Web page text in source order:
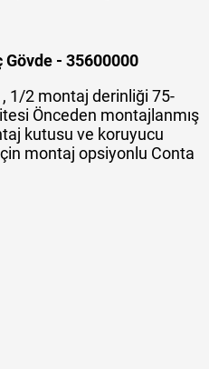
- 35600000
, 1/2 montaj derinliği 75-
Önceden montajlanmış
kutusu ve koruyucu
montaj opsiyonlu Conta